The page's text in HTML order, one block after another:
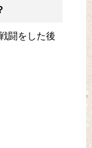
闘をした後